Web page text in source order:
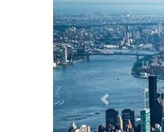
Previous